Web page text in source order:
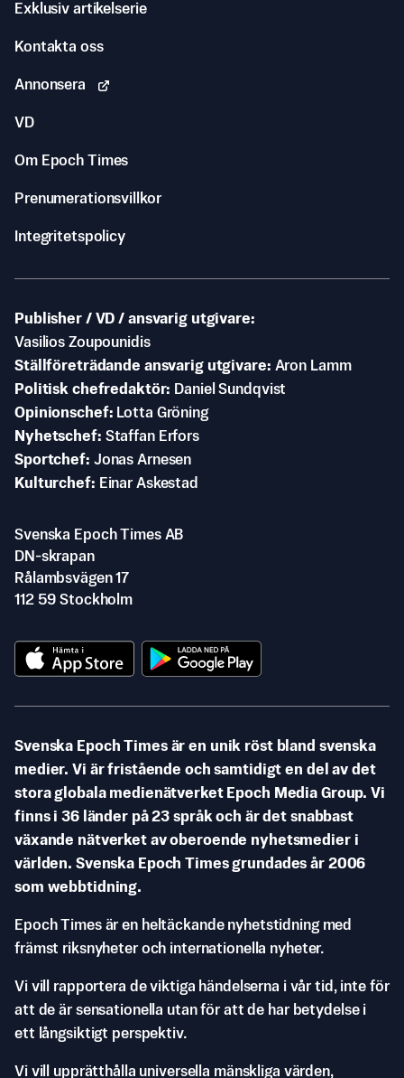
Exklusiv artikelserie
Kontakta oss
Annonsera
VD
Om Epoch Times
Prenumerationsvillkor
Integritetspolicy
Publisher / VD / ansvarig utgivare
Vasilios Zoupounidis
Ställföreträdande ansvarig utgivare Aron Lamm
Politisk chefredaktör
Daniel Sundqvist
Opinionschef
Lotta Gröning
Nyhetschef Staffan Erfors
Sportchef Jonas Arnesen
Kulturchef
Einar Askestad
Svenska Epoch Times AB
DN-skrapan
Rålambsvägen 17
112 59 Stockholm
Svenska Epoch Times är en unik röst bland svenska
medier. Vi är fristående och samtidigt en del av det
stora globala medienätverket Epoch Media Group. Vi
finns i 36 länder på 23 språk och är det snabbast
växande nätverket av oberoende nyhetsmedier i
världen. Svenska Epoch Times grundades år 2006
som webbtidning.
Epoch Times är en heltäckande nyhetstidning med
främst riksnyheter och internationella nyheter.
Vi vill rapportera de viktiga händelserna i vår tid, inte för
att de är sensationella utan för att de har betydelse i
ett långsiktigt perspektiv.
Vi vill upprätthålla universella mänskliga värden,